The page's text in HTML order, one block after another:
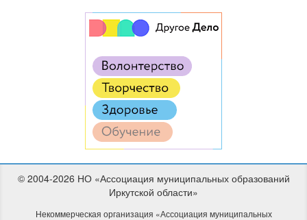
© 2004-2026 НО «Ассоциация муниципальных образований
Иркутской области»
Некоммерческая организация «Ассоциация муниципальных